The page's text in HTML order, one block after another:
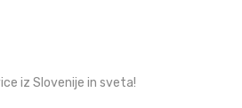
iz Slovenije in sveta!